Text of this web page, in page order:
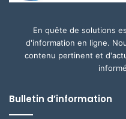
En quête de solutions
d'information en ligne.
contenu pertinent et
Bulletin d’information